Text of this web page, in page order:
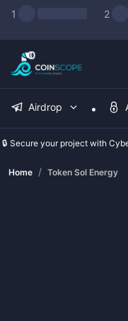
1 2
Airdrop
🔒 Secure your project with
Home / Token Sol Energy